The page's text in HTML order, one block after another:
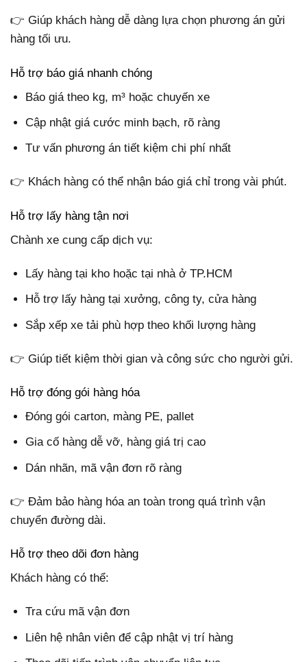
👉 Giúp khách hàng dễ dàng lựa chọn phương án gửi
hàng tối ưu.
Hỗ trợ báo giá nhanh chóng
Báo giá theo kg, m³ hoặc chuyến xe
Cập nhật giá cước minh bạch, rõ ràng
Tư vấn phương án tiết kiệm chi phí nhất
👉 Khách hàng có thể nhận báo giá chỉ trong vài phút.
Hỗ trợ lấy hàng tận nơi
Chành xe cung cấp dịch vụ:
Lấy hàng tại kho hoặc tại nhà ở TP.HCM
Hỗ trợ lấy hàng tại xưởng, công ty, cửa hàng
Sắp xếp xe tải phù hợp theo khối lượng hàng
👉 Giúp tiết kiệm thời gian và công sức cho người gửi.
Hỗ trợ đóng gói hàng hóa
Đóng gói carton, màng PE, pallet
Gia cố hàng dễ vỡ, hàng giá trị cao
Dán nhãn, mã vận đơn rõ ràng
👉 Đảm bảo hàng hóa an toàn trong quá trình vận
chuyển đường dài.
Hỗ trợ theo dõi đơn hàng
Khách hàng có thể:
Tra cứu mã vận đơn
Liên hệ nhân viên để cập nhật vị trí hàng